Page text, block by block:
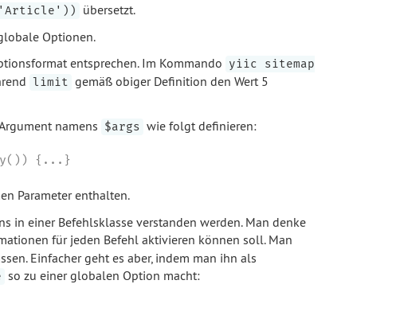
übersetzt.
Optionen.
entsprechen. Im Kommando yiic sitemap
limit gemäß obiger Definition den Wert 5
namens $args wie folgt definieren:
{...}
Parameter enthalten.
in einer Befehlsklasse verstanden werden. Man denke
für jeden Befehl aktivieren können soll. Man
Einfacher geht es aber, indem man ihn als
so zu einer globalen Option macht: